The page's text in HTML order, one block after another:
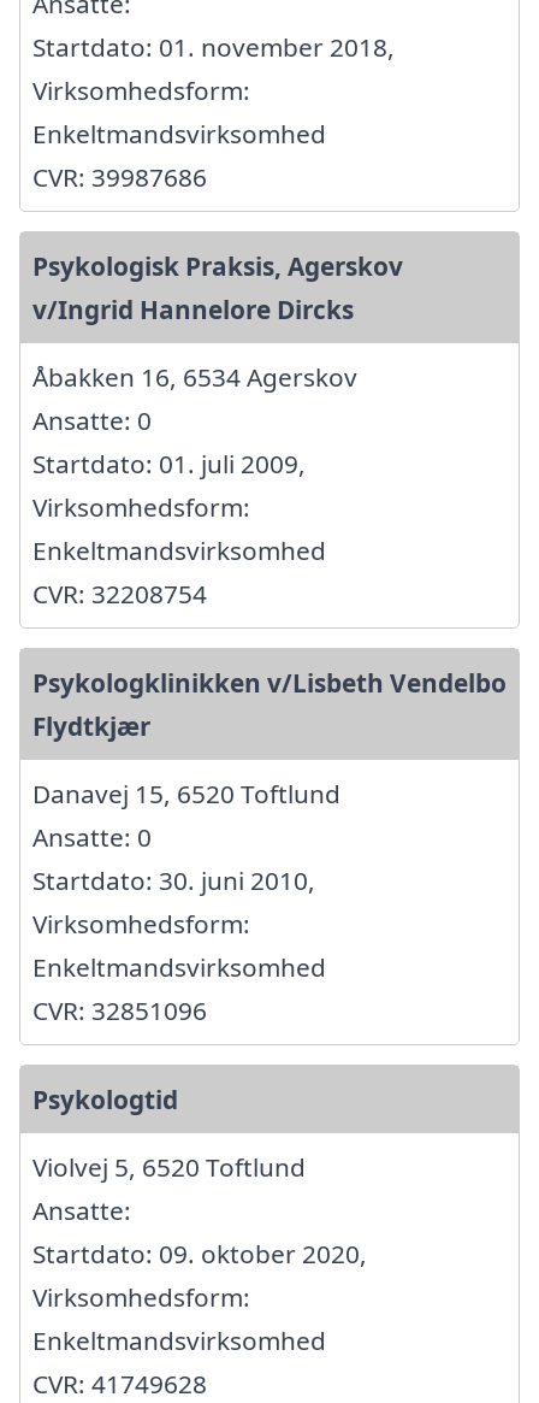
Startdato: 01. november 2018,
Virksomhedsform:
Enkeltmandsvirksomhed
CVR: 39987686
Psykologisk Praksis, Agerskov
v/Ingrid Hannelore Dircks
Åbakken 16, 6534 Agerskov
Ansatte: 0
Startdato: 01. juli 2009,
Virksomhedsform:
Enkeltmandsvirksomhed
CVR: 32208754
Psykologklinikken v/Lisbeth Vendelbo
Flydtkjær
Danavej 15, 6520 Toftlund
Ansatte: 0
Startdato: 30. juni 2010,
Virksomhedsform:
Enkeltmandsvirksomhed
CVR: 32851096
Psykologtid
Violvej 5, 6520 Toftlund
Ansatte:
Startdato: 09. oktober 2020,
Virksomhedsform:
Enkeltmandsvirksomhed
CVR: 41749628